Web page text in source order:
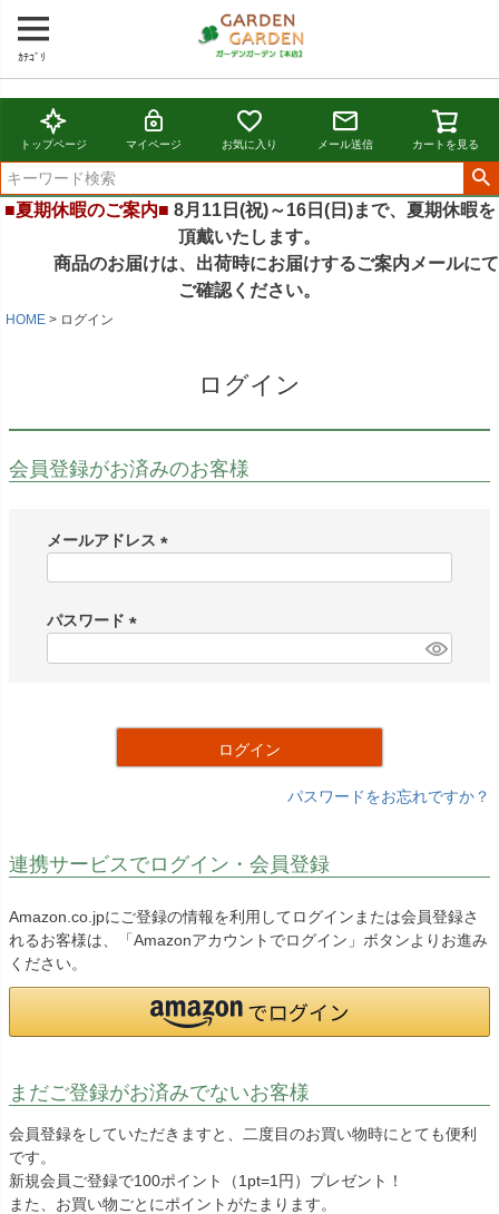
ｶﾃｺﾞﾘ
トップページ マイページ お気に入り メール送信 カートを見る
■夏期休暇のご案内■ 8月11日(祝)～16日(日)まで、夏期休暇を
頂戴いたします。
商品のお届けは、出荷時にお届けするご案内メールにて
ご確認ください。
HOME ログイン
ログイン
会員登録がお済みのお客様
メールアドレス
)
パスワード
ログイン
パスワードをお忘れですか？
連携サービスでログイン・会員登録
Amazon.co.jpにご登録の情報を利用してログインまたは会員登録さ
れるお客様は、「Amazonアカウントでログイン」ボタンよりお進み
ください。
まだご登録がお済みでないお客様
会員登録をしていただきますと、二度目のお買い物時にとても便利
です。
新規会員ご登録で100ポイント（1pt=1円）プレゼント！
また、お買い物ごとにポイントがたまります。